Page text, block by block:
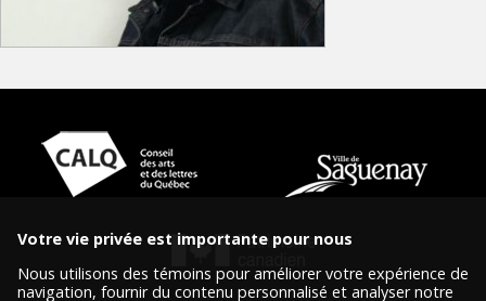
Votre vie privée est importante pour nous
Nous utilisons des témoins pour améliorer votre expérience de
navigation, fournir du contenu personnalisé et analyser notre